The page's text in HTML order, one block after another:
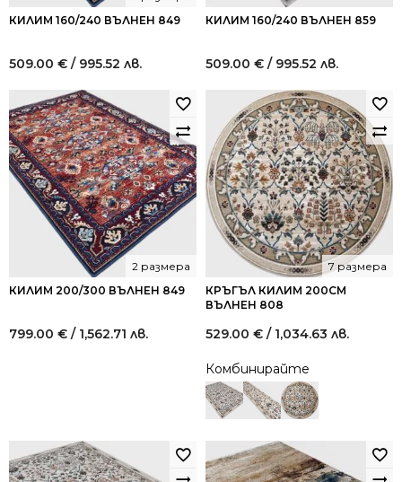
КИЛИМ 160/240 ВЪЛНЕН 849
509.00 € / 995.52 лв.
КИЛИМ 160/240 ВЪЛНЕН 859
509.00 € / 995.52 лв.
КИЛИМ 200/300 ВЪЛНЕН 849
2 размера
799.00 € / 1,562.71 лв.
КРЪГЪЛ КИЛИМ 200СМ
ВЪЛНЕН 808
7 размера
529.00 € / 1,034.63 лв.
Комбинирайте